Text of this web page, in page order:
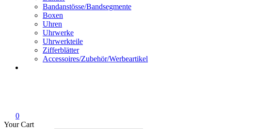
Bandanstösse/Bandsegmente
Boxen
Uhren
Uhrwerke
Uhrwerkteile
Zifferblätter
Accessoires/Zubehör/Werbeartikel
0
Your Cart